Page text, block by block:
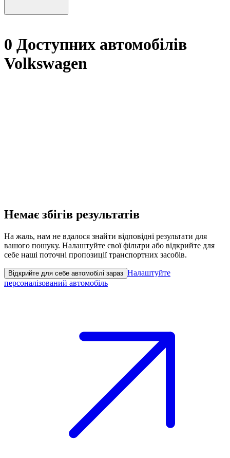
0 Доступних автомобілів
Volkswagen
Немає збігів результатів
На жаль, нам не вдалося знайти відповідні результати для
вашого пошуку. Налаштуйте свої фільтри або відкрийте для
себе наші поточні пропозиції транспортних засобів.
Відкрийте для себе автомобілі зараз Налаштуйте
персоналізований автомобіль